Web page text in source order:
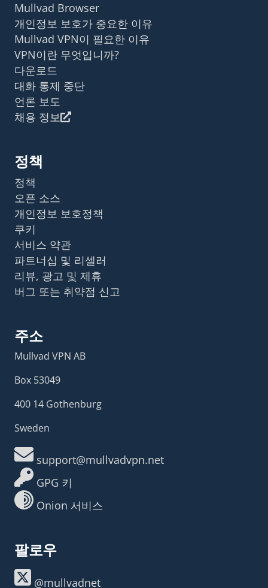
Mullvad Browser
개인정보 보호가 중요한 이유
Mullvad VPN이 필요한 이유
VPN이란 무엇입니까?
다운로드
대화 통제 중단
언론 보도
채용 정보
정책
정책
오픈 소스
개인정보 보호정책
쿠키
서비스 약관
파트너십 및 리셀러
리뷰, 광고 및 제휴
버그 또는 취약점 신고
주소
Mullvad VPN AB
Box 53049
400 14 Gothenburg
Sweden
support@mullvadvpn.net
GPG 키
Onion 서비스
팔로우
@mullvadnet